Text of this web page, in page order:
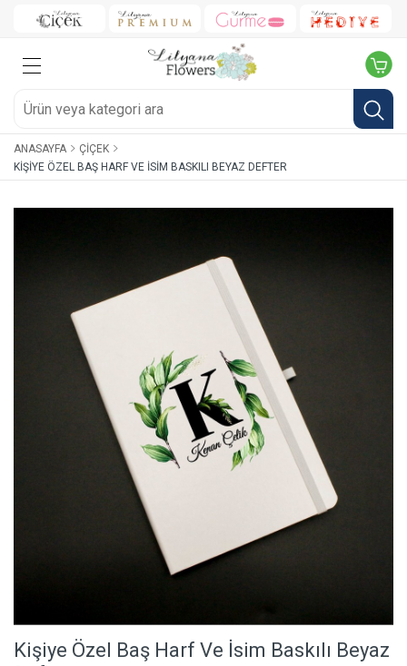
ANASAYFA
ÇIÇEK
KIŞIYE ÖZEL BAŞ HARF VE İSIM BASKILI BEYAZ DEFTER
Kişiye Özel Baş Harf Ve İsim Baskılı Beyaz